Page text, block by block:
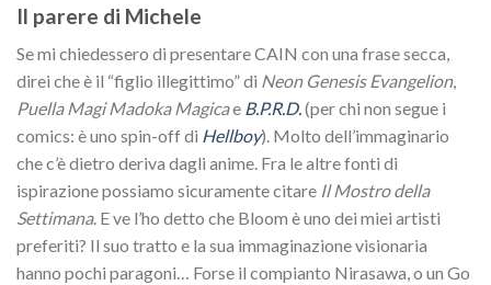
Il parere di Michele
Se mi chiedessero di presentare CAIN con una frase secca,
direi che è il “figlio illegittimo” di Neon Genesis Evangelion,
Puella Magi Madoka Magicae B.P.R.D.(per chi non segue i
comics: è uno spin-off di Hellboy). Molto dell’immaginario
che c’è dietro deriva dagli anime. Fra le altre fonti di
ispirazione possiamo sicuramente citare Il Mostro della
Settimana. E ve l’ho detto che Bloom è uno dei miei artisti
preferiti? Il suo tratto e la sua immaginazione visionaria
hanno pochi paragoni… Forse il compianto Nirasawa, o un Go